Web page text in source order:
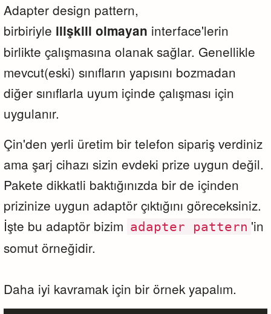
Adapter design pattern,
birbiriyle ilişkili olmayan interface'lerin
birlikte çalışmasına olanak sağlar. Genellikle
mevcut(eski) sınıfların yapısını bozmadan
diğer sınıflarla uyum içinde çalışması için
uygulanır.
Çin'den yerli üretim bir telefon sipariş verdiniz
ama şarj cihazı sizin evdeki prize uygun değil.
Pakete dikkatli baktığınızda bir de içinden
prizinize uygun adaptör çıktığını göreceksiniz.
İşte bu adaptör bizim adapter pattern 'in
somut örneğidir.
Daha iyi kavramak için bir örnek yapalım.